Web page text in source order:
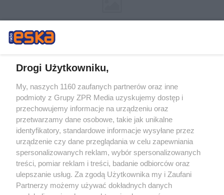
Żaden utwór zamieszczony w serwisie nie może być powielany i
rozpowszechniany lub dalej rozpowszechniany w jakikolwiek sposób (w
tym także elektroniczny lub mechaniczny) na jakimkolwiek polu
eksploatacji w jakiejkolwiek formie, włącznie z umieszczaniem w Internecie
bez pisemnej zgody właściciela praw. Jakiekolwiek użycie lub
wykorzystanie utworów w całości lub w części z naruszeniem prawa, tzn.
bez właściwej zgody, jest zabronione pod groźbą kary i może być ścigane
prawnie.
Drogi Użytkowniku,
My, naszych 1160 zaufanych partnerów oraz inne
podmioty z Grupy ZPR Media uzyskujemy dostęp i
przechowujemy informacje na urządzeniu oraz
przetwarzamy dane osobowe, takie jak unikalne
identyfikatory, standardowe informacje wysyłane przez
urządzenie czy dane przeglądania w celu zapewniania
spersonalizowanych reklam, wybór spersonalizowanych
treści, pomiar reklam i treści, badanie odbiorców oraz
ulepszanie usług. Za zgodą Użytkownika my i Zaufani
Partnerzy możemy używać dokładnych danych